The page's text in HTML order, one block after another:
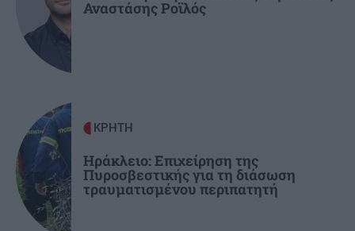
επειδή δεν το βλέπει ο ήλιος (βίντεο)
Αναστάσης Ροϊλός
ΚΡΗΤΗ
Ηράκλειο: Επιχείρηση της
Πυροσβεστικής για τη διάσωση
τραυματισμένου περιπατητή